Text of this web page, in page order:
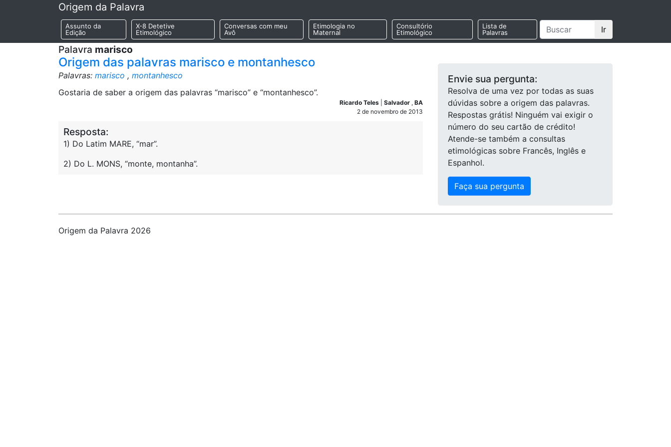
Origem da Palavra
Assunto da
Edição
X-8 Detetive
Etimológico
Conversas com meu
Avô
Etimologia no
Maternal
Consultório
Etimológico
Lista de
Palavras
Ir
Palavra marisco
Origem das palavras marisco e montanhesco
Palavras: marisco , montanhesco
Gostaria de saber a origem das palavras “marisco” e “montanhesco”.
Ricardo Teles Salvador , BA
2 de novembro de 2013
Resposta:
1) Do Latim MARE, “mar”.
2) Do L. MONS, “monte, montanha”.
Envie sua pergunta:
Resolva de uma vez por todas as suas
dúvidas sobre a origem das palavras.
Respostas grátis! Ninguém vai exigir o
número do seu cartão de crédito!
Atende-se também a consultas
etimológicas sobre Francês, Inglês e
Espanhol.
Faça sua pergunta
Origem da Palavra 2026